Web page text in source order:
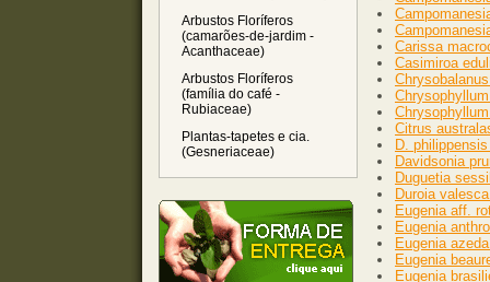
Arbustos Floríferos
(camarões-de-jardim -
Acanthaceae)
Arbustos Floríferos
(família do café -
Rubiaceae)
Plantas-tapetes e cia.
(Gesneriaceae)
Carissa
Casimiroa
Citrus
D.
Davidsonia
Duguetia
Duroia
Eugenia aff.
Eugenia
Eugenia
Eugenia
Eugenia